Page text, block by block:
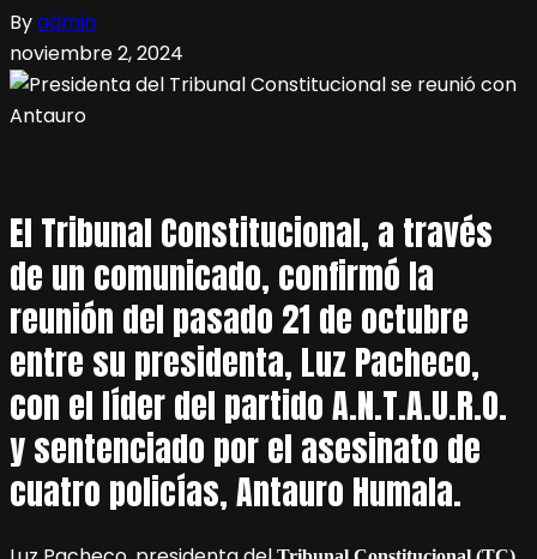
Byadmin
noviembre 2, 2024
El Tribunal Constitucional, a través
de un comunicado, confirmó la
reunión del pasado 21 de octubre
entre su presidenta, Luz Pacheco,
con el líder del partido A.N.T.A.U.R.O.
y sentenciado por el asesinato de
cuatro policías, Antauro Humala.